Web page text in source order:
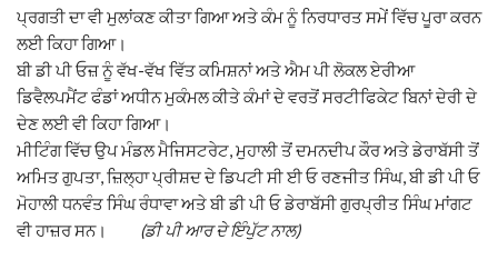
ਪ੍ਰਗਤੀ ਦਾ ਵੀ ਮੁਲਾਂਕਣ ਕੀਤਾ ਗਿਆ ਅਤੇ ਕੰਮ ਨੂੰ ਨਿਰਧਾਰਤ ਸਮੇਂ ਵਿੱਚ ਪੂਰਾ ਕਰਨ
ਲਈ ਕਿਹਾ ਗਿਆ।
ਬੀ ਡੀ ਪੀ ਓਜ਼ ਨੂੰ ਵੱਖ-ਵੱਖ ਵਿੱਤ ਕਮਿਸ਼ਨਾਂ ਅਤੇ ਐਮ ਪੀ ਲੋਕਲ ਏਰੀਆ
ਡਿਵੈਲਪਮੈਂਟ ਫੰਡਾਂ ਅਧੀਨ ਮੁਕੰਮਲ ਕੀਤੇ ਕੰਮਾਂ ਦੇ ਵਰਤੋਂ ਸਰਟੀਫਿਕੇਟ ਬਿਨਾਂ ਦੇਰੀ ਦੇ
ਦੇਣ ਲਈ ਵੀ ਕਿਹਾ ਗਿਆ।
ਮੀਟਿੰਗ ਵਿੱਚ ਉਪ ਮੰਡਲ ਮੈਜਿਸਟਰੇਟ, ਮੁਹਾਲੀ ਤੋਂ ਦਮਨਦੀਪ ਕੌਰ ਅਤੇ ਡੇਰਾਬੱਸੀ ਤੋਂ
ਅਮਿਤ ਗੁਪਤਾ, ਜ਼ਿਲ੍ਹਾ ਪ੍ਰੀਸ਼ਦ ਦੇ ਡਿਪਟੀ ਸੀ ਈ ਓ ਰਣਜੀਤ ਸਿੰਘ, ਬੀ ਡੀ ਪੀ ਓ
ਮੋਹਾਲੀ ਧਨਵੰਤ ਸਿੰਘ ਰੰਧਾਵਾ ਅਤੇ ਬੀ ਡੀ ਪੀ ਓ ਡੇਰਾਬੱਸੀ ਗੁਰਪ੍ਰੀਤ ਸਿੰਘ ਮਾਂਗਟ
ਵੀ ਹਾਜ਼ਰ ਸਨ।
(ਡੀ ਪੀ ਆਰ ਦੇ ਇੰਪੁੱਟ ਨਾਲ)